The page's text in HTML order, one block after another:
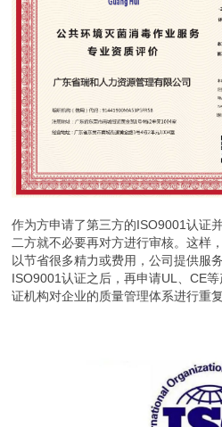
作为方申请了第三方的ISO9001认证
二方就不必要再对方进行审核。这样
以节省很多精力或费用，公司提供服
ISO9001认证之后，再申请UL、CE
证机构对企业的质量管理体系进行重